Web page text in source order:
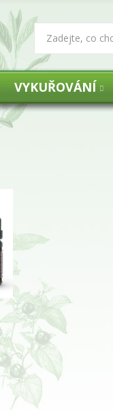
VYKUŘOVÁNÍ